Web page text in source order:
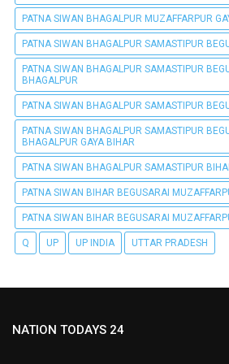
PATNA SIWAN BHAGALPUR MUZAFFARPUR
PATNA SIWAN BHAGALPUR SAMASTIPUR
PATNA SIWAN BHAGALPUR SAMASTIPUR
BHAGALPUR
PATNA SIWAN BHAGALPUR SAMASTIPUR
PATNA SIWAN BHAGALPUR SAMASTIPUR
BHAGALPUR GAYA BIHAR
PATNA SIWAN BHAGALPUR SAMASTIPUR
PATNA SIWAN BIHAR BEGUSARAI
PATNA SIWAN BIHAR BEGUSARAI
Q UP UP INDIA UTTAR PRADESH
NATION TODAYS 24